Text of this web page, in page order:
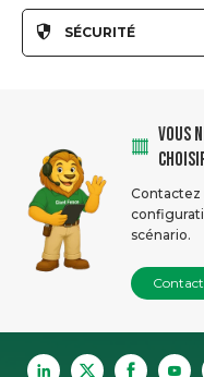
SÉCURITÉ
Barrières défensives
Clôtures de sécurité
Clôtures de garde de
Clôture électrique
Accessoires de sécurité
VOUS
scénario.